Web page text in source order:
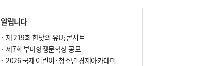
알립니다
· 제 219회 한낮의 유U; 콘서트
· 제7회 부마항쟁문학상 공모
· 2026 국제 어린이·청소년 경제아카데미